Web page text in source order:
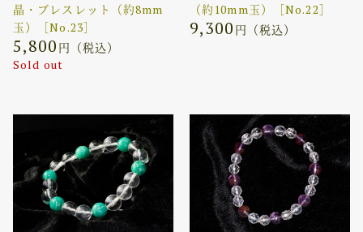
晶・ブレスレット（約8mm
玉）［No.23］
5,800 円（税込）
Sold out
（約10mm玉）［No.22］
9,300 円（税込）